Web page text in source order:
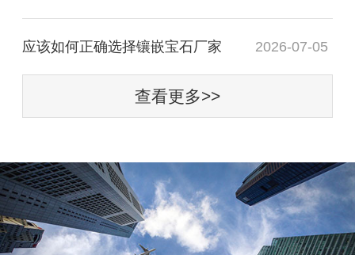
应该如何正确选择镶嵌宝石厂家 2026-07-05
查看更多>>